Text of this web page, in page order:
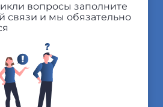
вопросы заполните
связи и мы обязательно